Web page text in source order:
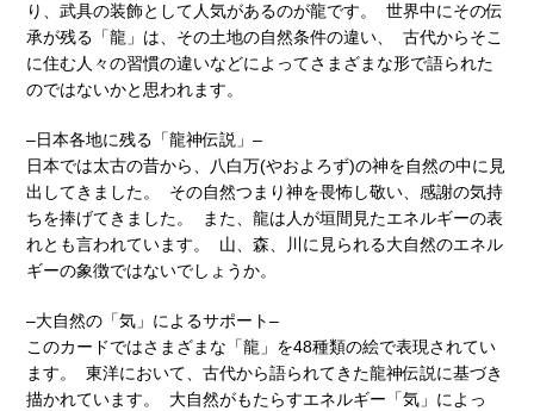
り、武具の装飾として人気があるのが龍です。 世界中にその伝
承が残る「龍」は、その土地の自然条件の違い、 古代からそこ
に住む人々の習慣の違いなどによってさまざまな形で語られた
のではないかと思われます。
–日本各地に残る「龍神伝説」–
日本では太古の昔から、八白万(やおよろず)の神を自然の中に見
出してきました。 その自然つまり神を畏怖し敬い、感謝の気持
ちを捧げてきました。 また、龍は人が垣間見たエネルギーの表
れとも言われています。 山、森、川に見られる大自然のエネル
ギーの象徴ではないでしょうか。
–大自然の「気」によるサポート–
このカードではさまざまな「龍」を48種類の絵で表現されてい
ます。 東洋において、古代から語られてきた龍神伝説に基づき
描かれています。 大自然がもたらすエネルギー「気」によっ